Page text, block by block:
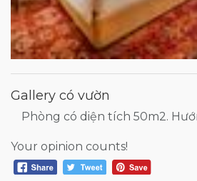
Gallery có vườn
Phòng có diện tích 50m2.
Your opinion counts!